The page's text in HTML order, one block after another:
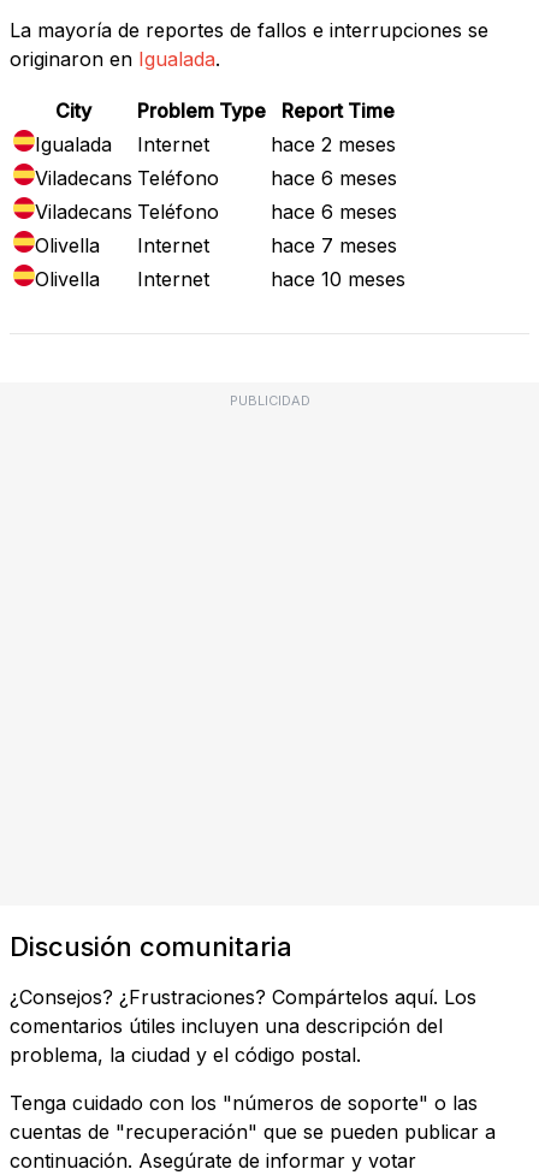
La mayoría de reportes de fallos e interrupciones se
originaron en Igualada.
City Problem Type
Report Time
Igualada
Internet
hace 2 meses
Viladecans Teléfono
hace 6 meses
Viladecans Teléfono
hace 6 meses
Olivella
Internet
hace 7 meses
Olivella
Internet hace 10 meses
PUBLICIDAD
Discusión comunitaria
¿Consejos? ¿Frustraciones? Compártelos aquí. Los
comentarios útiles incluyen una descripción del
problema, la ciudad y el código postal.
Tenga cuidado con los "números de soporte" o las
cuentas de "recuperación" que se pueden publicar a
continuación. Asegúrate de informar y votar